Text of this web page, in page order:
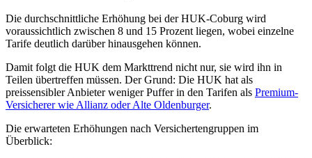
Die durchschnittliche Erhöhung bei der HUK-Coburg wird
voraussichtlich zwischen 8 und 15 Prozent liegen, wobei einzelne
Tarife deutlich darüber hinausgehen können.
Damit folgt die HUK dem Markttrend nicht nur, sie wird ihn in
Teilen übertreffen müssen. Der Grund: Die HUK hat als
preissensibler Anbieter weniger Puffer in den Tarifen als Premium-
Versicherer wie Allianz oder Alte Oldenburger.
Die erwarteten Erhöhungen nach Versichertengruppen im
Überblick: